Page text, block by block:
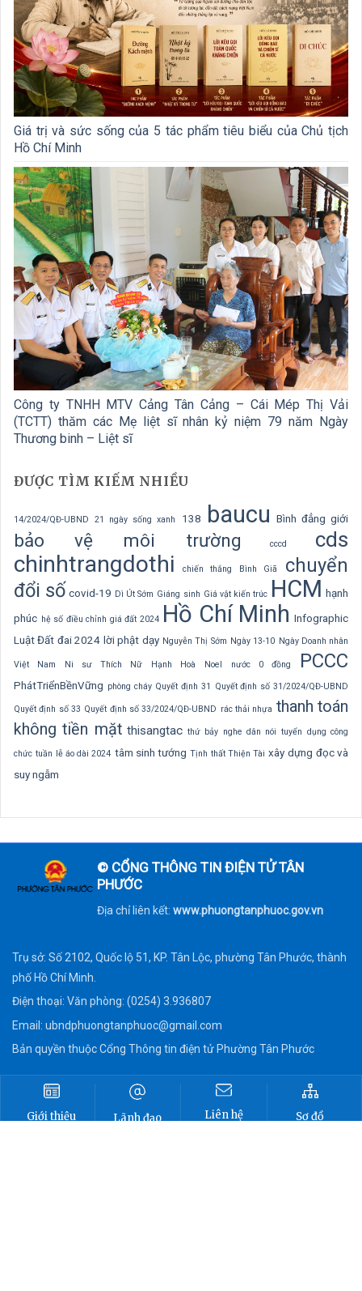
Giá trị và sức sống của 5 tác phẩm tiêu biểu của Chủ tịch
Hồ Chí Minh
Công ty TNHH MTV Cảng Tân Cảng – Cái Mép Thị Vải
(TCTT) thăm các Mẹ liệt sĩ nhân kỷ niệm 79 năm Ngày
Thương binh – Liệt sĩ
ĐƯỢC TÌM KIẾM NHIỀU
14/2024/QĐ-UBND 21 ngày sống xanh 138 baucu Bình đẳng giới
bảo vệ môi trường cccd cds
chinhtrangdothi chiến thắng Bình Giã
chuyển
đổi số covid-19 Dì Út Sớm Giáng sinh Giá vật kiến trúc HCM hạnh
phúc hệ số điều chỉnh giá đất 2024 Hồ Chí Minh Infographic
Luật Đất đai 2024 lời phật dạy Nguyễn Thị Sớm Ngày 13-10 Ngày Doanh nhân
Việt Nam Ni sư Thích Nữ Hạnh Hoà Noel nước 0 đồng PCCC
PhátTriểnBềnVững phòng cháy Quyết định 31 Quyết định số 31/2024/QĐ-UBND
Quyết định số 33 Quyết định số 33/2024/QĐ-UBND rác thải nhựa thanh toán
không tiền mặt thisangtac thứ bảy nghe dân nói tuyển dụng công
chức tuần lễ áo dài 2024 tâm sinh tướng Tịnh thất Thiện Tài xây dựng đọc và
suy ngẫm
© CỔNG THÔNG TIN ĐIỆN TỬ TÂN
PHƯỚC
Địa chỉ liên kết: www.phuongtanphuoc.gov.vn
Trụ sở: Số 2102, Quốc lộ 51, KP. Tân Lộc, phường Tân Phước, thành
phố Hồ Chí Minh.
Điện thoại: Văn phòng: (0254) 3.936807
Email: ubndphuongtanphuoc@gmail.com
Bản quyền thuộc Cổng Thông tin điện tử Phường Tân Phước
Giới thiệu
Lãnh đạo
Liên hệ
Sơ đồ